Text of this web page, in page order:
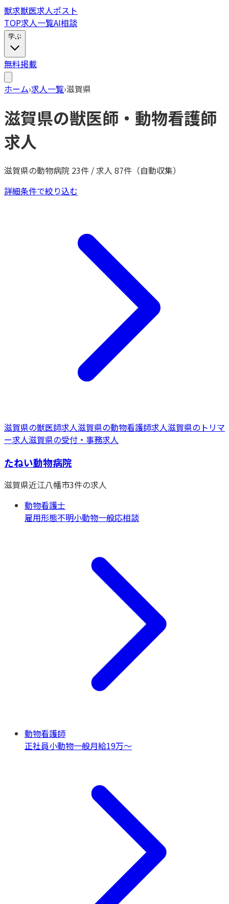
獣求獣医求人ポスト
TOP求人一覧AI相談
学ぶ
無料掲載
ホーム›求人一覧›滋賀県
滋賀県の獣医師・動物看護師
求人
滋賀県の動物病院 23件 / 求人 87件（自動収集）
詳細条件で絞り込む
滋賀県の獣医師求人滋賀県の動物看護師求人滋賀県の トリマ
ー求人滋賀県の受付・事務求人
たねい動物病院
滋賀県近江八幡市3件の求人
動物看護士
雇用形態不明小動物一般応相談
動物看護師
正社員小動物一般月給19万〜